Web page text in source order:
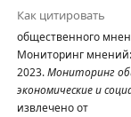
Как цитировать
общественного
Мониторинг
2023.Мониторинг
экономические и
извлечено от